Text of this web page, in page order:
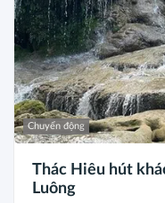
Chuyển động
Thác Hiêu hút
Luông